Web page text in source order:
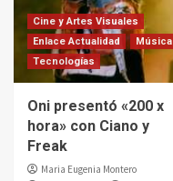
Cine y Artes Visuales
Enlace Actualidad
Música
Tecnologías
Oni presentó «200 x
hora» con Ciano y
Freak
Maria Eugenia Montero